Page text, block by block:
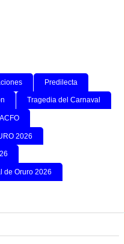
Predilecta
Tragedia del Carnaval
ACFO
2026
de Oruro 2026